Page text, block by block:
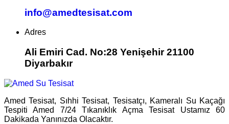
info@amedtesisat.com
Adres
Ali Emiri Cad. No:28 Yenişehir 21100
Diyarbakır
Amed Tesisat, Sıhhi Tesisat, Tesisatçı, Kameralı Su Kaçağı
Tespiti Amed 7/24 Tıkanıklık Açma Tesisat Ustamız 60
Dakikada Yanınızda Olacaktır.